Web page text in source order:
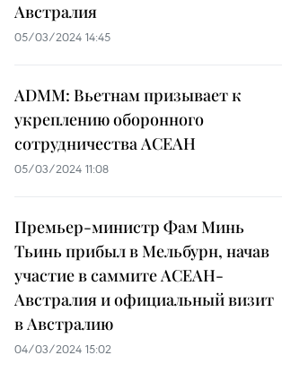
Австралия
05/03/2024 14:45
ADMM: Вьетнам призывает к
укреплению оборонного
сотрудничества АСЕАН
05/03/2024 11:08
Премьер-министр Фам Минь
Тьинь прибыл в Мельбурн, начав
участие в саммите АСЕАН-
Австралия и официальный визит
в Австралию
04/03/2024 15:02